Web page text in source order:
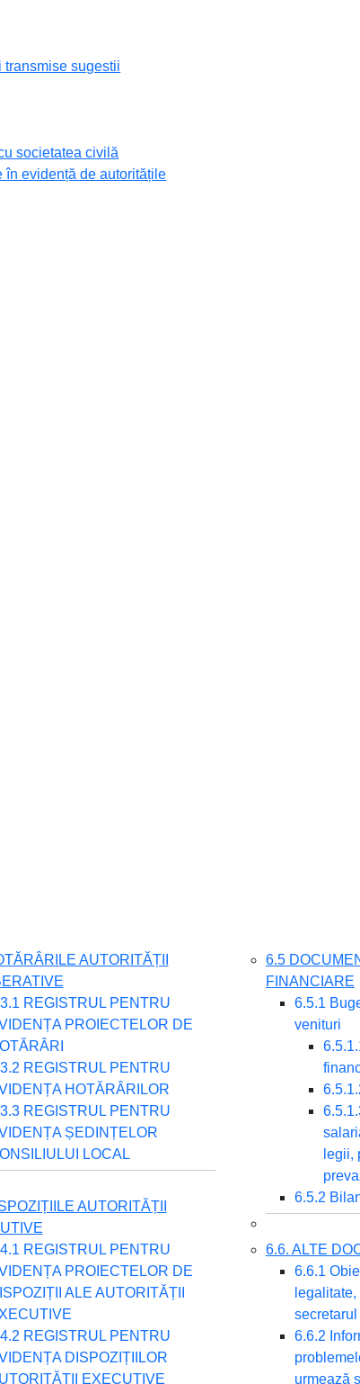
transmise sugestii
societatea civilă
în evidență de autoritățile
AUTORITĂȚII
REGISTRUL PENTRU
PROIECTELOR DE
REGISTRUL PENTRU
HOTĂRÂRILOR
REGISTRUL PENTRU
ȘEDINȚELOR
LOCAL
AUTORITĂȚII
REGISTRUL PENTRU
PROIECTELOR DE
ALE AUTORITĂȚII
REGISTRUL PENTRU
DISPOZIȚIILOR
EXECUTIVE
6.5
FINANCIARE
6.5.1
venituri
legii,
6.5.2
6.6. ALTE
6.6.1
6.6.2
urmează